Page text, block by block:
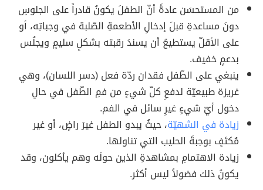
من المستحسَن عادةً أنّ الطفلَ يكونُ قادراً على الجلوسِ
دونَ مساعدةِ قبلَ إدخالِ الأطعمةِ الصّلبة في وجباتِه، أو
على الأقلّ يستطيعُ أن يسندَ رقبته بشكلٍ سليمٍ ويجلُس
بدعمٍ خفيف.
ينبغي على الطّفل فقدان ردّة فعل (دسر اللسان)، وهي
غريزة طبيعيّة لدفعِ كلّ شيءٍ من فمِ الطّفل في حالِ
دخول أيّ شيءٍ غيرِ سائل في الفم.
زيادة في الشهيّة، حيثُ يبدو الطفل غيرَ راضٍ، أو غير
مُكتَفٍ بوجبةَ الحليب التي تناولها.
زيادة الاهتمامِ بمشاهدةِ الذين حولَه وهم يأكلون، وقد
يكونُ ذلك فضولاً ليس أكثر.